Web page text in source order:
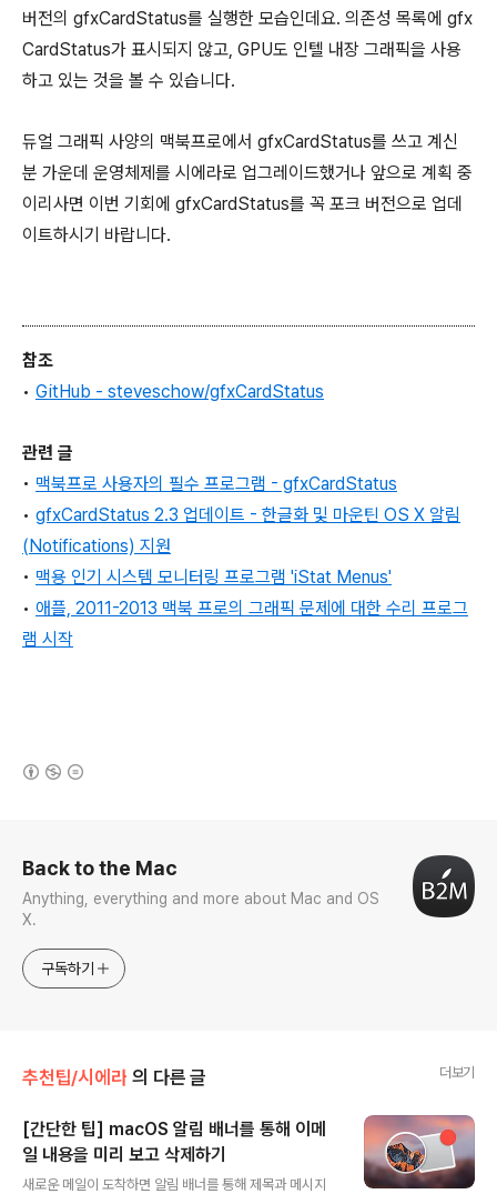
버전의 gfxCardStatus를 실행한 모습인데요. 의존성 목록에 gfx
CardStatus가 표시되지 않고, GPU도 인텔 내장 그래픽을 사용
하고 있는 것을 볼 수 있습니다.
듀얼 그래픽 사양의 맥북프로에서 gfxCardStatus를 쓰고 계신
분 가운데 운영체제를 시에라로 업그레이드했거나 앞으로 계획 중
이리사면 이번 기회에 gfxCardStatus를 꼭 포크 버전으로 업데
이트하시기 바랍니다.
참조
• GitHub - steveschow/gfxCardStatus
관련 글
• 맥북프로 사용자의 필수 프로그램 - gfxCardStatus
• gfxCardStatus 2.3 업데이트 - 한글화 및 마운틴 OS X 알림
(Notifications) 지원
• 맥용 인기 시스템 모니터링 프로그램 'iStat Menus'
• 애플, 2011-2013 맥북 프로의 그래픽 문제에 대한 수리 프로그
램 시작
Back to the Mac
Anything, everything and more about Mac and OS
X.
구독하기
추천팁/시에라 의 다른 글 더보기
[간단한 팁] macOS 알림 배너를 통해 이메
일 내용을 미리 보고 삭제하기
새로운 메일이 도착하면 알림 배너를 통해 제목과 메시지